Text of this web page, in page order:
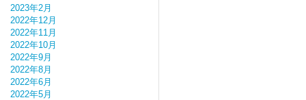
2023年2月
2022年12月
2022年11月
2022年10月
2022年9月
2022年8月
2022年6月
2022年5月